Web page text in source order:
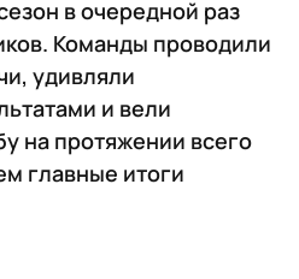
в очередной раз
Команды проводили
удивляли
и вели
на протяжении всего
главные итоги